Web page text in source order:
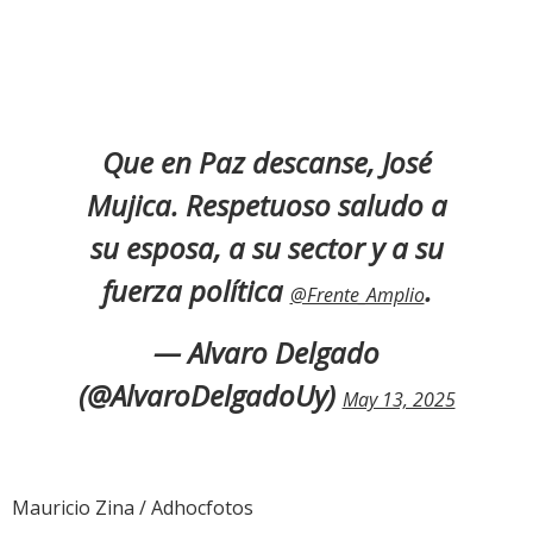
Que en Paz descanse, José
Mujica. Respetuoso saludo a
su esposa, a su sector y a su
fuerza política @Frente_Amplio.
— Alvaro Delgado
(@AlvaroDelgadoUy) May 13, 2025
Mauricio Zina / Adhocfotos